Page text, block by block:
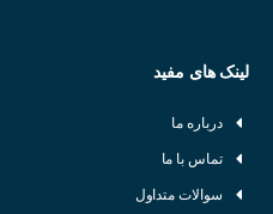
لینک های مفید
درباره ما
تماس با ما
سوالات متداول